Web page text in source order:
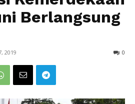
Berlangsung
2019 0